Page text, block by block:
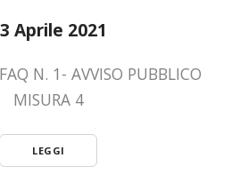
Aprile 2021
N. 1- AVVISO PUBBLICO
MISURA 4
LEGGI